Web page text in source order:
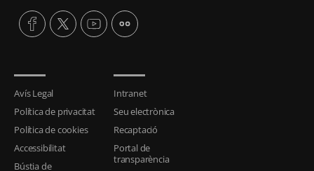
Avís Legal
Política de privacitat
Política de cookies
Accessibilitat
Bústia de
Intranet
Seu electrònica
Recaptació
Portal de
transparència